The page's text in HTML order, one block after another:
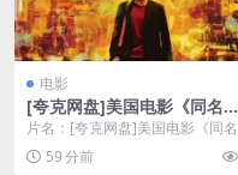
电影
[夸克网盘]美国电影《同名
人》（2006）剧情 豆瓣8.0
片名：[夸克网盘]美国电影《同名
人》（2006）剧情 豆瓣8.0 分类：
电影 又...
59 分前